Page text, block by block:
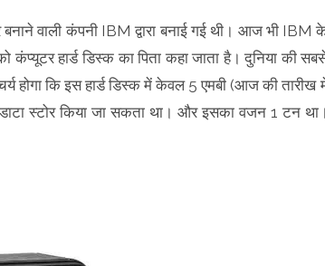
वाली कंपनी IBM द्वारा बनाई गई थी। आज भी IBM
हार्ड डिस्क का पिता कहा जाता है। दुनिया की
होगा कि इस हार्ड डिस्क में केवल 5 एमबी (आज की तारीख
डाटा स्टोर किया जा सकता था। और इसका वजन 1 टन